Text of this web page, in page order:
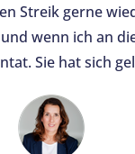
Streik gerne
wenn ich an
Sie hat sich